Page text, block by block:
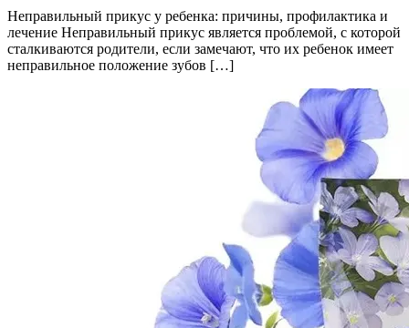
Неправильный прикус у ребенка: причины, профилактика и
лечение Неправильный прикус является проблемой, с которой
сталкиваются родители, если замечают, что их ребенок имеет
неправильное положение зубов […]